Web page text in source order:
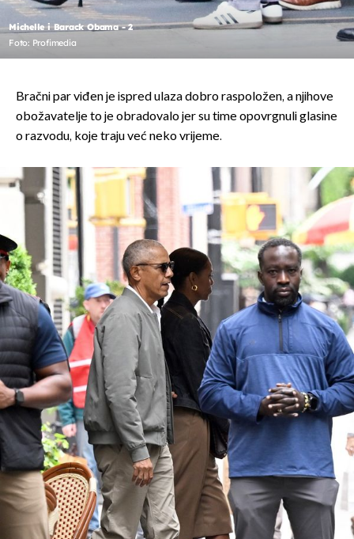
Michelle i Barack Obama - 2
Foto: Profimedia
Bračni par viđen je ispred ulaza dobro raspoložen, a njihove
obožavatelje to je obradovalo jer su time opovrgnuli glasine
o razvodu, koje traju već neko vrijeme.